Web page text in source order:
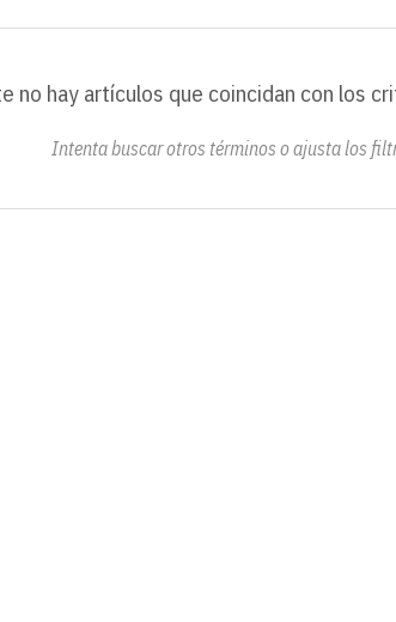
no hay artículos que coincidan con los
Intenta buscar otros términos o ajusta los